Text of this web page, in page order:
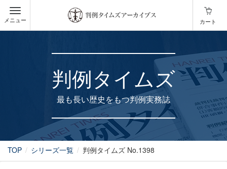
メニュー カート
判例タイムズ
最も長い歴史をもつ判例実務誌
TOP シリーズ一覧 判例タイムズ No.1398